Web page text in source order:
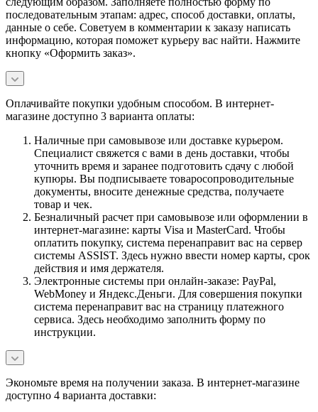
последовательным этапам: адрес, способ доставки, оплаты,
данные о себе. Советуем в комментарии к заказу написать
информацию, которая поможет курьеру вас найти. Нажмите
кнопку «Оформить заказ».
Оплачивайте покупки удобным способом. В интернет-
магазине доступно 3 варианта оплаты:
Наличные при самовывозе или доставке курьером.
Специалист свяжется с вами в день доставки, чтобы
уточнить время и заранее подготовить сдачу с любой
купюры. Вы подписываете товаросопроводительные
документы, вносите денежные средства, получаете
товар и чек.
Безналичный расчет при самовывозе или оформлении в
интернет-магазине: карты Visa и MasterCard. Чтобы
оплатить покупку, система перенаправит вас на сервер
системы ASSIST. Здесь нужно ввести номер карты, срок
действия и имя держателя.
Электронные системы при онлайн-заказе: PayPal,
WebMoney и Яндекс.Деньги. Для совершения покупки
система перенаправит вас на страницу платежного
сервиса. Здесь необходимо заполнить форму по
инструкции.
Экономьте время на получении заказа. В интернет-магазине
доступно 4 варианта доставки: